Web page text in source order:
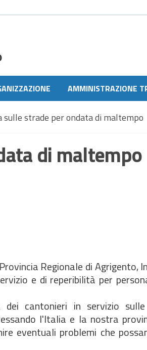
AMMINISTRAZIONE
strade per ondata di maltempo
di maltempo
Regionale di Agrigento,
e di reperibilità per
cantonieri in servizio
l'Italia e la nostra
eventuali problemi che